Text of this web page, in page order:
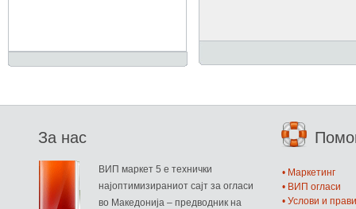
За нас
ВИП маркет 5 е технички
најоптимизираниот сајт за огласи
во Македонија – предводник на
• Маркетинг
• ВИП огласи
• Услови и